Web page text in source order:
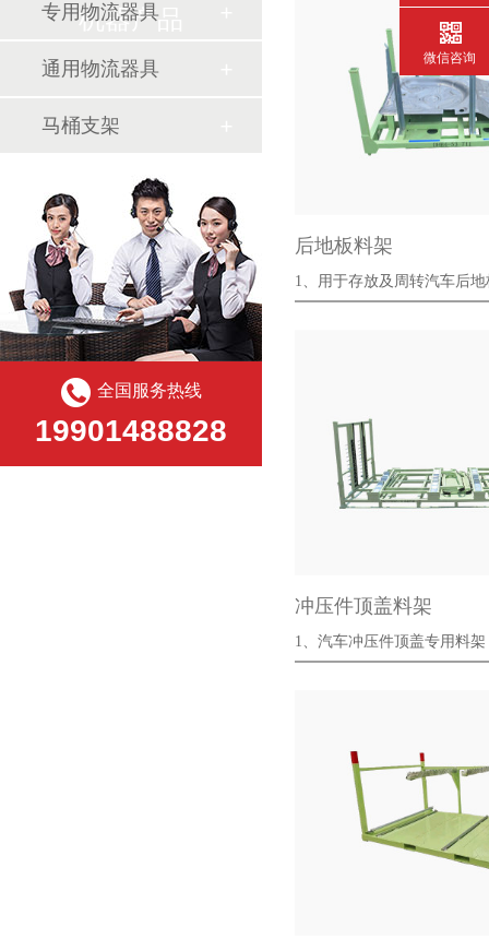
后地板料架
1、用于存放及周转汽车后地
冲压件顶盖料架
1、汽车冲压件顶盖专用料架
机器产品
专用物流器具
通用物流器具
马桶支架
全国服务热线
19901488828
微信咨询